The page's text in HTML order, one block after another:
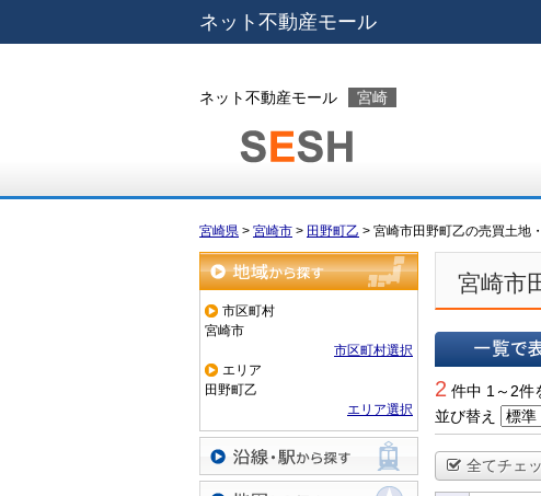
ネット不動産モール
ネット不動産モール 宮崎
宮崎県 > 宮崎市 > 田野町乙 > 宮崎市田野町乙の売買土地
地域から探す
市区町村
宮崎市
市区町村選択
エリア
田野町乙
エリア選択
沿線・駅から探す
宮崎市
2 件中 1～2件
並び替え
全てチェ